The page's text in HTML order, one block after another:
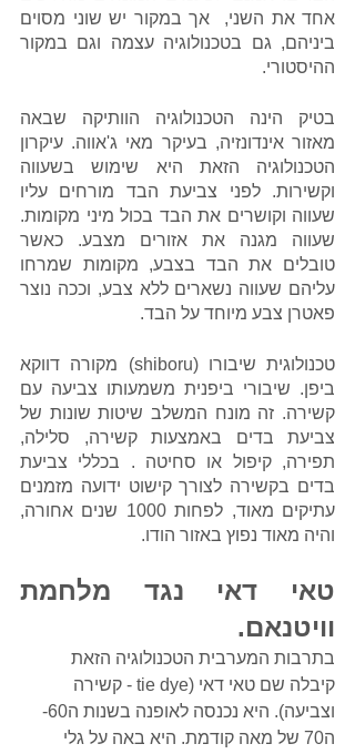
ההיסטורי.
פאטרן צבע מיוחד על הבד.
והיה מאוד נפוץ באזור הודו.
וויטנאם.
בתרבות המערבית הטכנולוגיה הזאת
קיבלה שם טאי דאי (tie dye - קשירה
וצביעה). היא נכנסה לאופנה בשנות ה60-
ה70 של מאה קודמת. היא באה על גלי